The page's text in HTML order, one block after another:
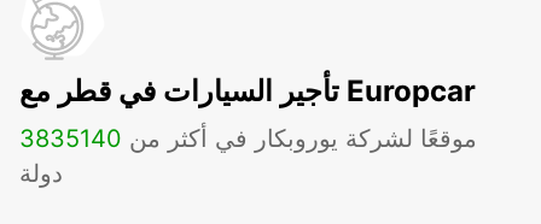
تأجير السيارات في قطر مع Europcar
3835 موقعًا لشركة يوروبكار في أكثر من 140
دولة